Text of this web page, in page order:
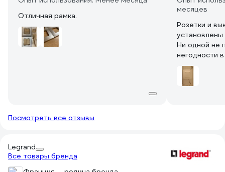
Отличная рамка.
месяцев
Розетки и
Ни одной не
негодности
заменил
двойную.
Посмотреть все отзывы
Legrand
Все товары бренда